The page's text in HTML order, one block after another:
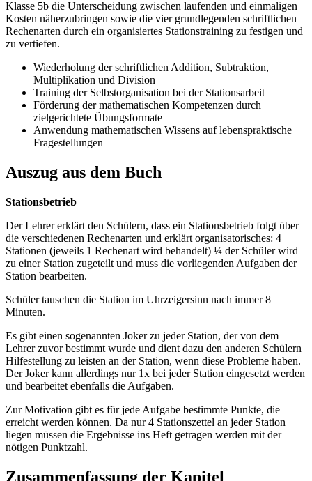
Klasse 5b die Unterscheidung zwischen laufenden und einmaligen
Kosten näherzubringen sowie die vier grundlegenden schriftlichen
Rechenarten durch ein organisiertes Stationstraining zu festigen und
zu vertiefen.
Wiederholung der schriftlichen Addition, Subtraktion,
Multiplikation und Division
Training der Selbstorganisation bei der Stationsarbeit
Förderung der mathematischen Kompetenzen durch
zielgerichtete Übungsformate
Anwendung mathematischen Wissens auf lebenspraktische
Fragestellungen
Auszug aus dem Buch
Stationsbetrieb
Der Lehrer erklärt den Schülern, dass ein Stationsbetrieb folgt über
die verschiedenen Rechenarten und erklärt organisatorisches: 4
Stationen (jeweils 1 Rechenart wird behandelt) ¼ der Schüler wird
zu einer Station zugeteilt und muss die vorliegenden Aufgaben der
Station bearbeiten.
Schüler tauschen die Station im Uhrzeigersinn nach immer 8
Minuten.
Es gibt einen sogenannten Joker zu jeder Station, der von dem
Lehrer zuvor bestimmt wurde und dient dazu den anderen Schülern
Hilfestellung zu leisten an der Station, wenn diese Probleme haben.
Der Joker kann allerdings nur 1x bei jeder Station eingesetzt werden
und bearbeitet ebenfalls die Aufgaben.
Zur Motivation gibt es für jede Aufgabe bestimmte Punkte, die
erreicht werden können. Da nur 4 Stationszettel an jeder Station
liegen müssen die Ergebnisse ins Heft getragen werden mit der
nötigen Punktzahl.
Zusammenfassung der Kapitel